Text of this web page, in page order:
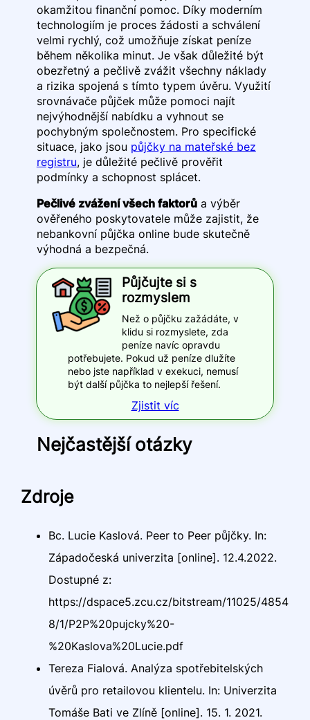
okamžitou finanční pomoc. Díky moderním
technologiím je proces žádosti a schválení
velmi rychlý, což umožňuje získat peníze
během několika minut. Je však důležité být
obezřetný a pečlivě zvážit všechny náklady
a rizika spojená s tímto typem úvěru. Využití
srovnávače půjček může pomoci najít
nejvýhodnější nabídku a vyhnout se
pochybným společnostem. Pro specifické
situace, jako jsou půjčky na mateřské bez
registru, je důležité pečlivě prověřit
podmínky a schopnost splácet.
Pečlivé zvážení všech faktorůa výběr
ověřeného poskytovatele může zajistit, že
nebankovní půjčka online bude skutečně
výhodná a bezpečná.
Půjčujte si s
rozmyslem
Než o půjčku zažádáte, v
klidu si rozmyslete, zda
peníze navíc opravdu
potřebujete. Pokud už peníze dlužíte
nebo jste například v exekuci, nemusí
být další půjčka to nejlepší řešení.
Zjistit víc
Nejčastější otázky
Zdroje
Bc. Lucie Kaslová. Peer to Peer půjčky. In:
Západočeská univerzita [online]. 12.4.2022.
Dostupné z:
https://dspace5.zcu.cz/bitstream/11025/4854
8/1/P2P%20pujcky%20-
%20Kaslova%20Lucie.pdf
Tereza Fialová. Analýza spotřebitelských
úvěrů pro retailovou klientelu. In: Univerzita
Tomáše Bati ve Zlíně [online]. 15. 1. 2021.